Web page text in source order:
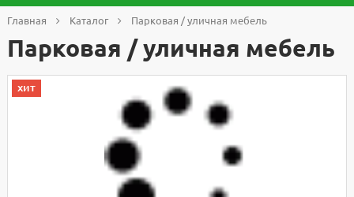
Главная Каталог Парковая / уличная мебель
Парковая / уличная мебель
хит